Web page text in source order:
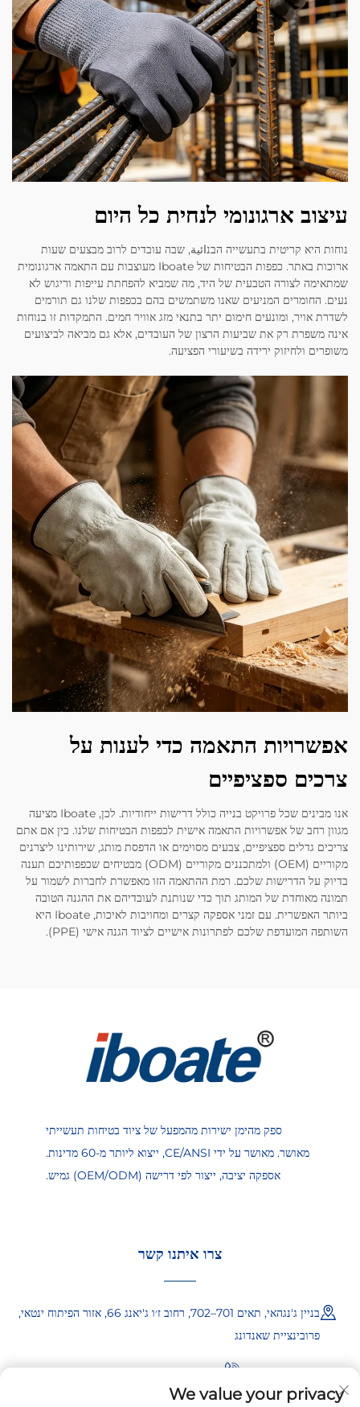
עיצוב ארגונומי לנחית כל היום
נוחות היא קריטית בתעשייה הבנائية, שבה עובדים לרוב מבצעים שעות
ארוכות באתר. כפפות הבטיחות של Iboate מעוצבות עם התאמה ארגונומית
שמתאימה לצורה הטבעית של היד, מה שמביא להפחתת עייפות וריגוש לא
נעים. החומרים המניעים שאנו משתמשים בהם בכפפות שלנו גם תורמים
לשדרת אויר, ומונעים חימום יתר בתנאי מזג אוויר חמים. התמקדות זו בנוחות
אינה משפרת רק את שביעות הרצון של העובדים, אלא גם מביאה לביצועים
משופרים ולחיזוק ירידה בשיעורי הפציעה.
אפשרויות התאמה כדי לענות על
צרכים ספציפיים
אנו מבינים שכל פרויקט בנייה כולל דרישות ייחודיות. לכן, Iboate מציעה
מגוון רחב של אפשרויות התאמה אישית לכפפות הבטיחות שלנו. בין אם אתם
צריכים גדלים ספציפיים, צבעים מסוימים או הדפסת מותג, שירותינו ליצרנים
מקוריים (OEM) ולמתכננים מקוריים (ODM) מבטיחים שכפפותיכם תענה
בדיוק על הדרישות שלכם. רמת ההתאמה הזו מאפשרת לחברות לשמור על
תמונה מאוחדת של המותג תוך כדי שנותנת לעובדיהם את ההגנה הטובה
ביותר האפשרית. עם זמני אספקה קצרים ומחויבות לאיכות, Iboate היא
השותפה המועדפת שלכם לפתרונות אישיים לציוד הגנה אישי (PPE).
ספק מהימן ישירות מהמפעל של ציוד בטיחות תעשייתי
מאושר. מאושר על ידי CE/ANSI, ייצוא ליותר מ-60 מדינות.
אספקה יציבה, ייצור לפי דרישה (OEM/ODM) גמיש.
צרו איתנו קשר
בניין ג'נגהאי, תאים 701–702, רחוב ז׳ו ג'יאנג 66, אזור הפיתוח ינטאי,
פרובינציית שאנדונג
+86-18865557722
We value your privacy